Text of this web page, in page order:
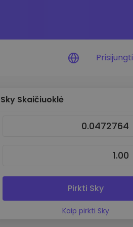
analizė
įžvalgos, užtikrinančios
Prisijungti
Sky Skaičiuoklė
Pirkti Sky
Kaip pirkti Sky